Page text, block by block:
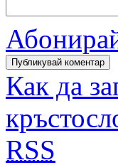
Как да
RSS